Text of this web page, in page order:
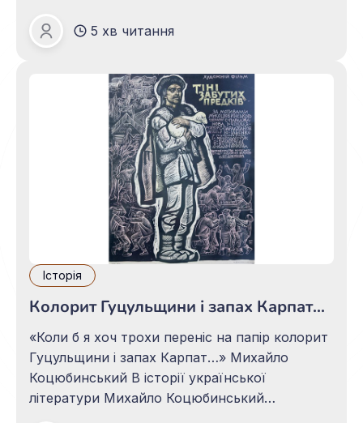
корейському серіалі? Тут усе просто: є три
судді, які виставляють суд на загальний огляд
громадян, як шоу-
Роксолана СІНОХАРА
5 хв читання
Історія
Колорит Гуцульщини і запах Карпат...
«Коли б я хоч трохи переніс на папір колорит
Гуцульщини і запах Карпат…» Михайло
Коцюбинський В історії української
літератури Михайло Коцюбинський